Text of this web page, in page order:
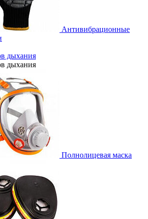
Антивибрационные
дыхания
дыхания
Полнолицевая маска